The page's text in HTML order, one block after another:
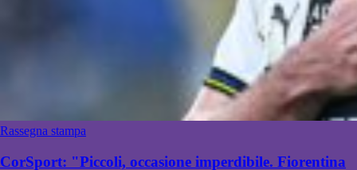
Rassegna stampa
CorSport: "Piccoli, occasione imperdibile. Fiorentina